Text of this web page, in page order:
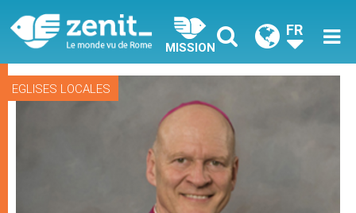
MISSION
FR
EGLISES LOCALES